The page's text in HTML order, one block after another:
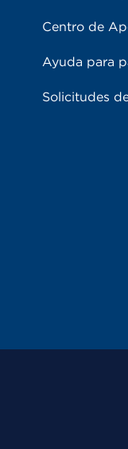
Centro de
Ayuda para
Solicitudes